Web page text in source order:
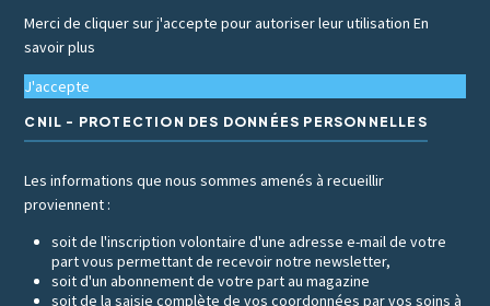
Merci de cliquer sur j'accepte pour autoriser leur utilisationEn
savoir plus
J'accepte
CNIL - PROTECTION DES DONNÉES PERSONNELLES
Les informations que nous sommes amenés à recueillir
proviennent :
soit de l'inscription volontaire d'une adresse e-mail de votre
part vous permettant de recevoir notre newsletter,
soit d'un abonnement de votre part au magazine
soit de la saisie complète de vos coordonnées par vos soins à